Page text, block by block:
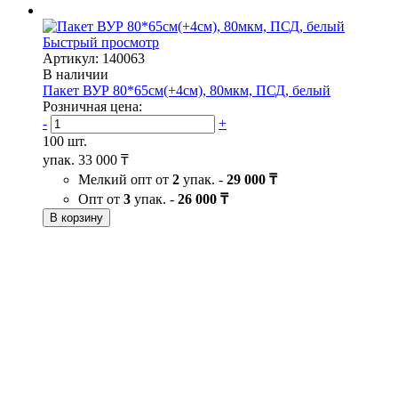
Быстрый просмотр
Артикул: 140063
В наличии
Пакет ВУР 80*65см(+4см), 80мкм, ПСД, белый
Розничная цена:
-
+
100 шт.
упак. 33 000 ₸
Мелкий опт от 2 упак. - 29 000 ₸
Опт от 3 упак. - 26 000 ₸
В корзину